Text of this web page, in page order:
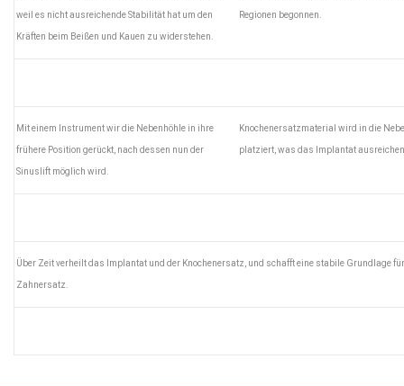
weil es nicht ausreichende Stabilität hat um den
Kräften beim Beißen und Kauen zu widerstehen.
Regionen begonnen.
Mit einem Instrument wir die Nebenhöhle in ihre
frühere Position gerückt, nach dessen nun der
Sinuslift möglich wird.
Knochenersatzmaterial wird in die
platziert, was das Implantat
Über Zeit verheilt das Implantat und der Knochenersatz, und schafft eine stabile Grundlage
Zahnersatz.